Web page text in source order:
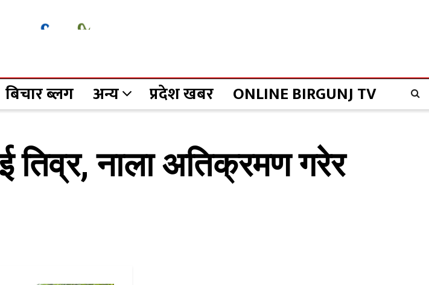
बिचार ब्लग अन्य प्रदेश खबर ONLINE BIRGUNJ TV
तिव्र, नाला अतिक्रमण गरेर